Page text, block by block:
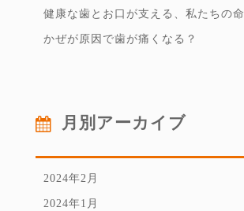
健康な歯とお口が支える、私たちの命
かぜが原因で歯が痛くなる？
月別アーカイブ
2024年2月
2024年1月